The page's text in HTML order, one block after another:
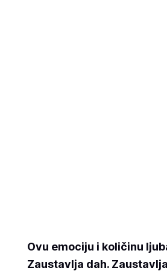
Ovu emociju i količinu
Zaustavlja dah.